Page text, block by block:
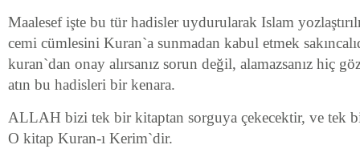
Maalesef işte bu tür hadisler uydurularak Islam
cemi cümlesini Kuran`a sunmadan kabul etmek
kuran`dan onay alırsanız sorun değil, alamazsanız hiç
atın bu hadisleri bir kenara.
ALLAH bizi tek bir kitaptan sorguya çekecektir, ve tek
O kitap Kuran-ı Kerim`dir.